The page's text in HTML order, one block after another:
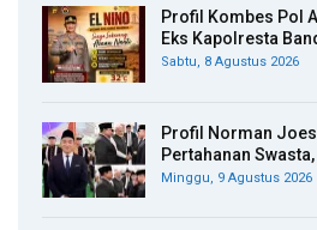
Profil Kombes Pol
Eks Kapolresta
Sabtu, 8 Agustus 2026
Profil Norman
Pertahanan
Minggu, 9 Agustus 2026